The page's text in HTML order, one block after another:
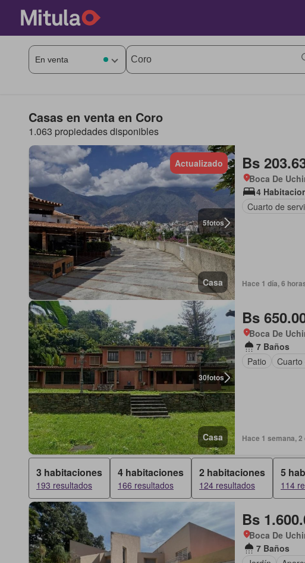
Casas en venta en Coro
1.063 propiedades disponibles
5fotos
Actualizado
Casa
Bs
Boca De
4
Cuarto de
Hace 1 día, 6
30fotos
Casa
Bs
Boca De
7 Baños
Patio
Cuarto
Hace 1 semana, 2
3 habitaciones
193 resultados
4 habitaciones
166 resultados
2 habitaciones
124 resultados
5
114
Bs
Boca De
7 Baños